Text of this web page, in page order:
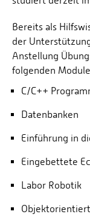
Bereits als
der
Anstellung
folgenden
C/C++
Datenbanken
Einführung in
Eingebettete
Labor Robotik